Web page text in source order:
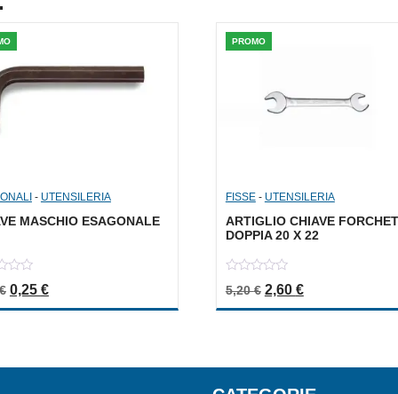
- UTENSILERIA
MASCHIO ESAGONALE
Il prezzo originale era: 0,50 €.
0,25 €Il prezzo attuale è: 0,25 €.
PROMO
FISSE- UTENSILERIA
ARTIGLIO CHIAVE
DOPPIA 20 X 22
out
5,20€ Il prezzo originale
2,60 €Il prezzo